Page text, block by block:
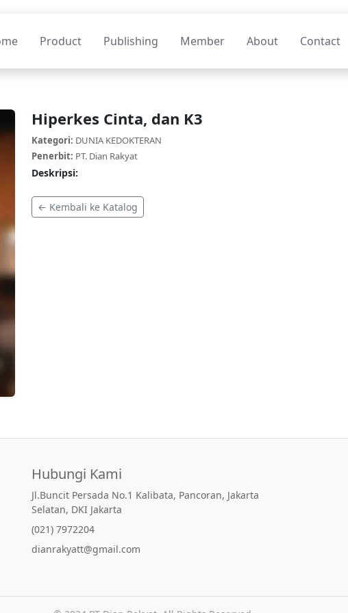
Product Publishing Member About Contact
Hiperkes Cinta, dan K3
Kategori: DUNIA KEDOKTERAN
Penerbit: PT. Dian Rakyat
Deskripsi:
← Kembali ke Katalog
Hubungi Kami
Jl.Buncit Persada No.1 Kalibata, Pancoran, Jakarta
Selatan, DKI Jakarta
(021) 7972204
dianrakyatt@gmail.com